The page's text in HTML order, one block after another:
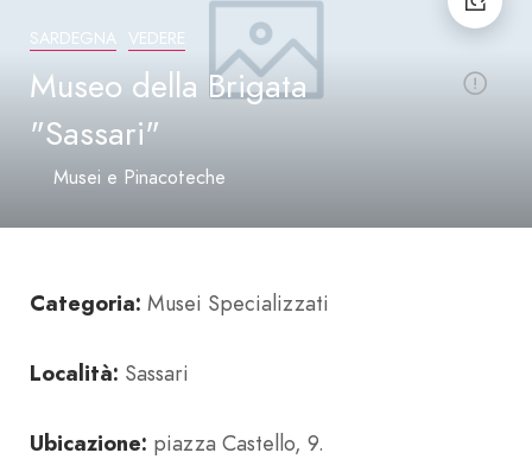
SARDEGNA VEDERE
Museo della Brigata
"Sassari"
Musei e Pinacoteche
Categoria: Musei Specializzati
Località: Sassari
Ubicazione: piazza Castello, 9.